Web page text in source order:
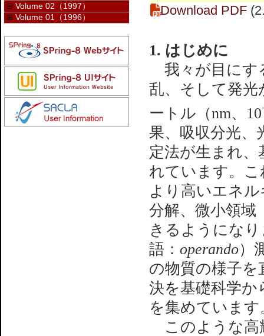
Download PDF
1. はじめに
我々が目にす
乱、そして発
ートル（nm、10
果、吸収分光、
定法が生まれ
れています。
より高いエネ
分解、微小領域
きるようにな
語： operando）
の物質の様子
決を基礎科学か
を集めています
このような高
Volume 02（1997）
Volume 01（1996）